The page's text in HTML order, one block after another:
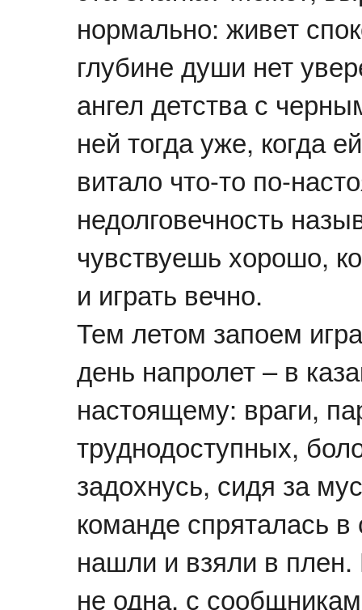
нормально: живет
глубине души нет
ангел детства с
ней тогда уже, когда
витало что-то по-
недолговечность
чувствуешь хорошо,
и играть вечно.
Тем летом запоем
день напролет – в
настоящему: враги,
труднодоступных,
задохнусь, сидя за
команде спряталась
нашли и взяли в
не одна, с